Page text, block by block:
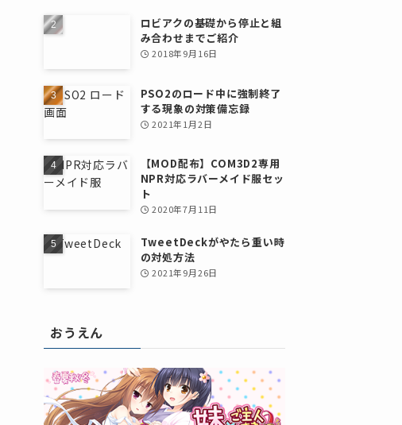
ロビアクの基礎から停止と組
み合わせまでご紹介
2018年9月16日
PSO2のロード中に強制終了
する現象の対策備忘録
2021年1月2日
【MOD配布】COM3D2専用
NPR対応ラバーメイド服セッ
ト
2020年7月11日
TweetDeckがやたら重い時
の対処方法
2021年9月26日
おうえん